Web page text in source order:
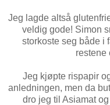
Jeg lagde altså
veldig gode! Simon
storkoste seg både i
restene
Jeg kjøpte rispapir
anledningen, men da
dro jeg til Asiamat